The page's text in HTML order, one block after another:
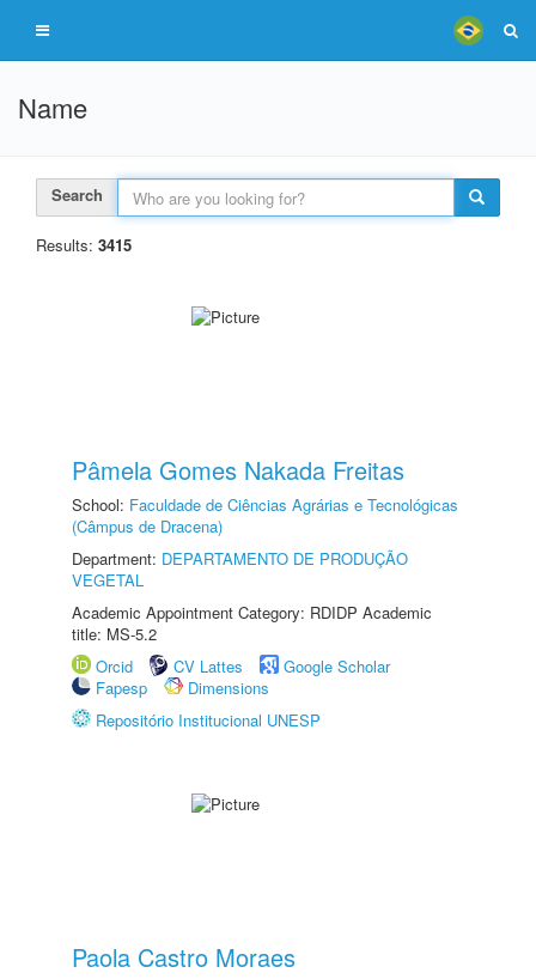
Name
Search
Results: 3415
Pâmela Gomes Nakada Freitas
School: Faculdade de Ciências Agrárias e Tecnológicas
(Câmpus de Dracena)
Department: DEPARTAMENTO DE PRODUÇÃO
VEGETAL
Academic Appointment Category: RDIDP Academic
title: MS-5.2
Orcid
CV Lattes
Google Scholar
Fapesp
Dimensions
Repositório Institucional UNESP
Paola Castro Moraes